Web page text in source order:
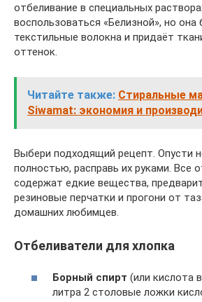
отбеливание в специальных
воспользоваться «Белизной», но
текстильные волокна и придаёт
оттенок.
Читайте также: Стиральные
Siwamat: экономия и
Выбери подходящий рецепт. Опусти
полностью, расправь их руками. Все
содержат едкие вещества,
резиновые перчатки и прогони от
домашних любимцев.
Отбеливатели для хлопка
Борный спирт (или кислота
литра 2 столовые ложки